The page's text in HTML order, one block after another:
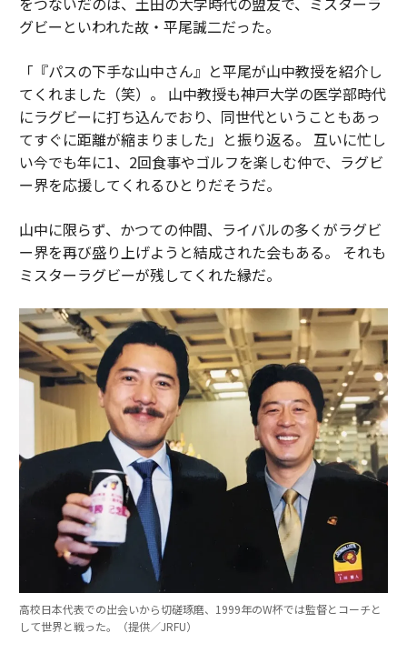
グビーといわれた故・平尾誠二だった。
「『パスの下手な山中さん』と平尾が山中教授を紹介し
てくれました（笑）。 山中教授も神戸大学の医学部時代
にラグビーに打ち込んでおり、同世代ということもあっ
てすぐに距離が縮まりました」と振り返る。 互いに忙し
い今でも年に1、2回食事やゴルフを楽しむ仲で、ラグビ
ー界を応援してくれるひとりだそうだ。
山中に限らず、かつての仲間、ライバルの多くがラグビ
ー界を再び盛り上げようと結成された会もある。 それも
ミスターラグビーが残してくれた縁だ。
高校日本代表での出会いから切磋琢磨、1999年のW杯では監督とコーチと
して世界と戦った。（提供／JRFU）